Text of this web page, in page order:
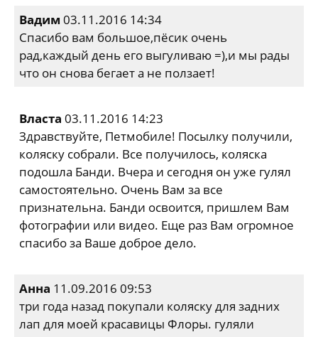
Вадим 03.11.2016 14:34
Спасибо вам большое,пёсик очень
рад,каждый день его выгуливаю =),и мы рады
что он снова бегает а не ползает!
Власта 03.11.2016 14:23
Здравствуйте, Петмобиле! Посылку получили,
коляску собрали. Все получилось, коляска
подошла Банди. Вчера и сегодня он уже гулял
самостоятельно. Очень Вам за все
признательна. Банди освоится, пришлем Вам
фотографии или видео. Еще раз Вам огромное
спасибо за Ваше доброе дело.
Анна 11.09.2016 09:53
три года назад покупали коляску для задних
лап для моей красавицы Флоры. гуляли